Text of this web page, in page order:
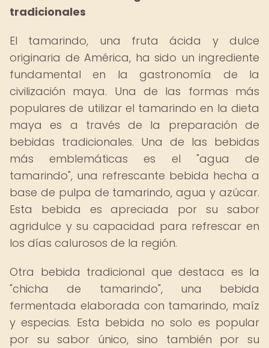
tradicionales
El tamarindo, una fruta ácida y dulce
originaria de América, ha sido un ingrediente
fundamental en la gastronomía de la
civilización maya. Una de las formas más
populares de utilizar el tamarindo en la dieta
maya es a través de la preparación de
bebidas tradicionales. Una de las bebidas
más emblemáticas es el "agua de
tamarindo", una refrescante bebida hecha a
base de pulpa de tamarindo, agua y azúcar.
Esta bebida es apreciada por su sabor
agridulce y su capacidad para refrescar en
los días calurosos de la región.
Otra bebida tradicional que destaca es la
"chicha de tamarindo", una bebida
fermentada elaborada con tamarindo, maíz
y especias. Esta bebida no solo es popular
por su sabor único, sino también por su